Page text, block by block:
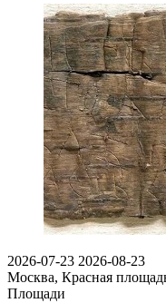
2026-07-23 2026-08-23
Москва, Красная
Площади